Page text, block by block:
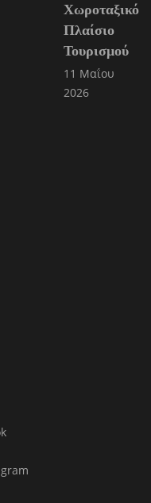
Χωροταξικό
Πλαίσιο
Τουρισμού
11 Μαΐου
2026